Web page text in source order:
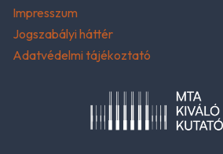
Impresszum
Jogszabályi háttér
Adatvédelmi tájékoztató